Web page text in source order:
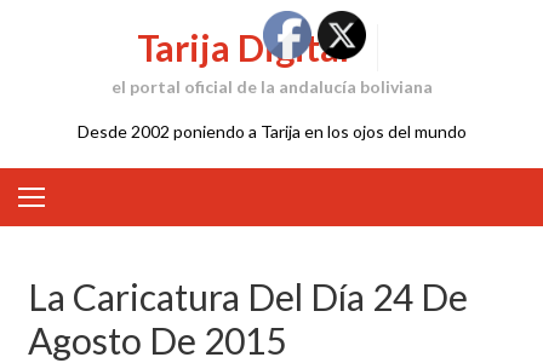
Tarija Digital
el portal oficial de la andalucía boliviana
Desde 2002 poniendo a Tarija en los ojos del mundo
La Caricatura Del Día 24 De
Agosto De 2015